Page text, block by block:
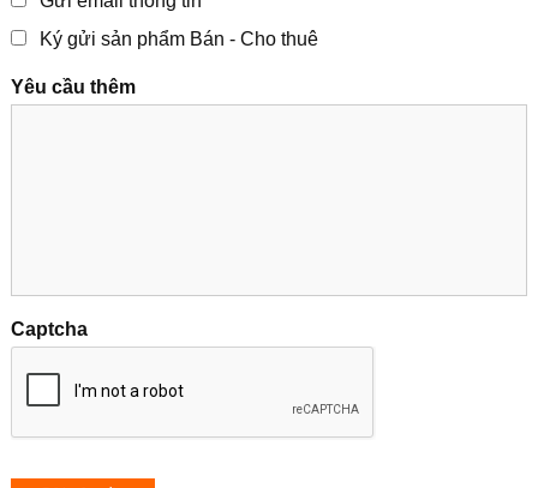
Ký gửi sản phẩm Bán - Cho thuê
Yêu cầu thêm
Captcha